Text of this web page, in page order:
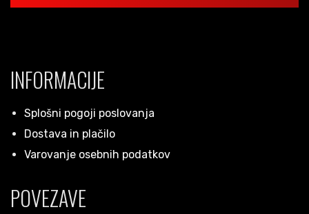
INFORMACIJE
Splošni pogoji poslovanja
Dostava in plačilo
Varovanje osebnih podatkov
POVEZAVE